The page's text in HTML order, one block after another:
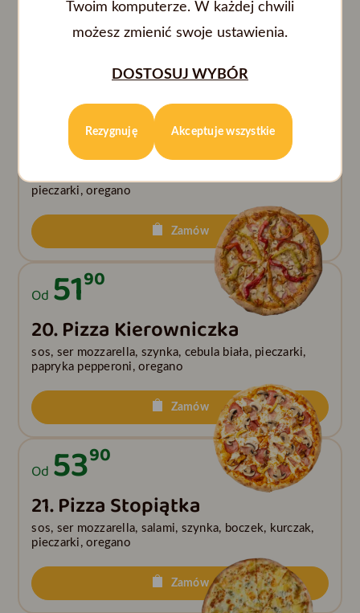
wędzony, oregano
5190
19. Pizza Fajrant
pieczarki, oregano
Zamów
Od 5190
20. Pizza Kierowniczka
sos, ser mozzarella, szynka, cebula biała, pieczarki,
papryka pepperoni, oregano
Zamów
Od 5390
21. Pizza Stopiątka
sos, ser mozzarella, salami, szynka, boczek, kurczak,
pieczarki, oregano
Zamów
Twoim komputerze. W każdej chwili
możesz zmienić swoje ustawienia.
DOSTOSUJ WYBÓR
Rezygnuję Akceptuje wszystkie